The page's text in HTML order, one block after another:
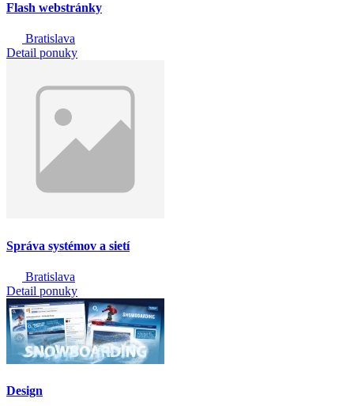
Flash webstránky
Bratislava
Detail ponuky
Správa systémov a sietí
Bratislava
Detail ponuky
Design